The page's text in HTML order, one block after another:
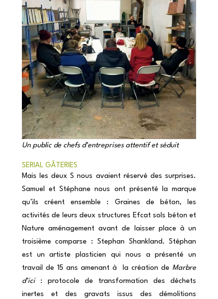
Un public de chefs d’entreprises attentif et séduit
SERIAL GÂTERIES
Mais les deux S nous avaient réservé des surprises.
Samuel et Stéphane nous ont présenté la marque
qu’ils créent ensemble : Graines de béton, les
activités de leurs deux structures Efcat sols béton et
Nature aménagement avant de laisser place à un
troisième comparse : Stephan Shankland. Stéphan
est un artiste plasticien qui nous a présenté un
travail de 15 ans amenant à
la création de Marbre
d’ici: protocole de transformation des déchets
inertes et des gravats issus des démolitions